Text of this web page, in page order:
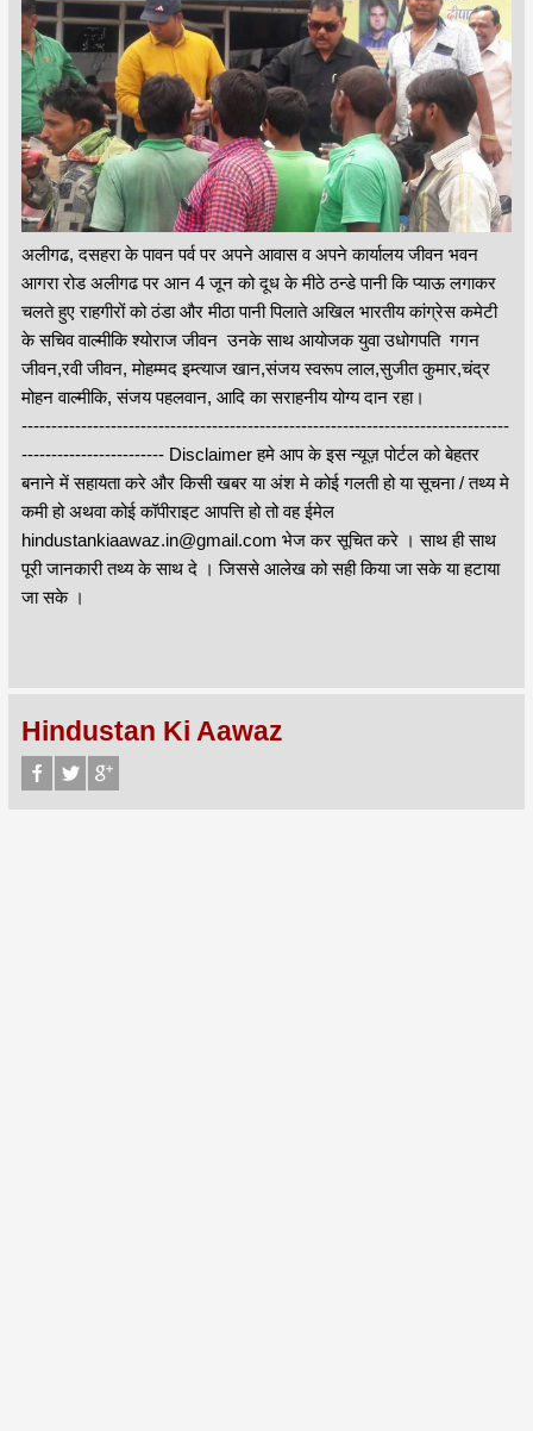
अलीगढ, दसहरा के पावन पर्व पर अपने आवास व अपने कार्यालय जीवन भवन
आगरा रोड अलीगढ पर आन 4 जून को दूध के मीठे ठन्डे पानी कि प्याऊ लगाकर
चलते हुए राहगीरों को ठंडा और मीठा पानी पिलाते अखिल भारतीय कांग्रेस कमेटी
के सचिव वाल्मीकि श्योराज जीवन उनके साथ आयोजक युवा उधोगपति गगन
जीवन,रवी जीवन, मोहम्मद इम्त्याज खान,संजय स्वरूप लाल,सुजीत कुमार,चंद्र
मोहन वाल्मीकि, संजय पहलवान, आदि का सराहनीय योग्य दान रहा।
----------------------------------------------------------------------------------
------------------------ Disclaimer हमे आप के इस न्यूज़ पोर्टल को बेहतर
बनाने में सहायता करे और किसी खबर या अंश मे कोई गलती हो या सूचना / तथ्य मे
कमी हो अथवा कोई कॉपीराइट आपत्ति हो तो वह ईमेल
hindustankiaawaz.in@gmail.com भेज कर सूचित करे । साथ ही साथ
पूरी जानकारी तथ्य के साथ दे । जिससे आलेख को सही किया जा सके या हटाया
जा सके ।
Hindustan Ki Aawaz